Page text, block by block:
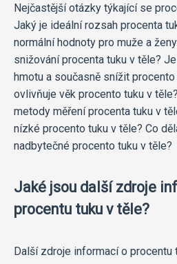
Nejčastější otázky týkající se
Jaký je ideální rozsah procenta
normální hodnoty pro muže a
snižování procenta tuku v těle?
hmotu a současně snížit
ovlivňuje věk procento tuku v
metody měření procenta tuku v
nízké procento tuku v těle? Co
nadbytečné procento tuku v těle?
Jaké jsou další zdroje
procentu tuku v těle?
Další zdroje informací o procentu